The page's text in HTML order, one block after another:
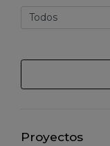
Proyectos